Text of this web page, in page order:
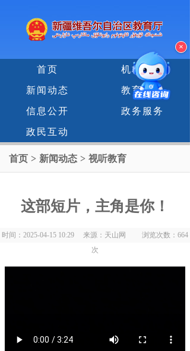
首页 机构设置
新闻动态 教育专题
信息公开 政务服务
政民互动
首页 > 新闻动态 > 视听教育
这部短片 ， 主角是你！
时间：2025-04-15 10:29 来源：天山网 浏览次数： 664
次
×